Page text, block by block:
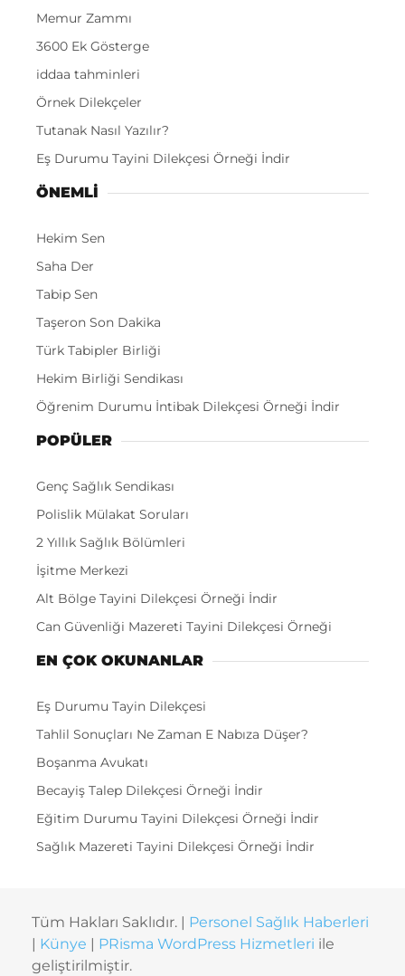
Memur Zammı
3600 Ek Gösterge
iddaa tahminleri
Örnek Dilekçeler
Tutanak Nasıl Yazılır?
Eş Durumu Tayini Dilekçesi Örneği İndir
ÖNEMLI
Hekim Sen
Saha Der
Tabip Sen
Taşeron Son Dakika
Türk Tabipler Birliği
Hekim Birliği Sendikası
Öğrenim Durumu İntibak Dilekçesi Örneği İndir
POPÜLER
Genç Sağlık Sendikası
Polislik Mülakat Soruları
2 Yıllık Sağlık Bölümleri
İşitme Merkezi
Alt Bölge Tayini Dilekçesi Örneği İndir
Can Güvenliği Mazereti Tayini Dilekçesi Örneği
EN ÇOK OKUNANLAR
Eş Durumu Tayin Dilekçesi
Tahlil Sonuçları Ne Zaman E Nabıza Düşer?
Boşanma Avukatı
Becayiş Talep Dilekçesi Örneği İndir
Eğitim Durumu Tayini Dilekçesi Örneği İndir
Sağlık Mazereti Tayini Dilekçesi Örneği İndir
Tüm Hakları Saklıdır. | Personel Sağlık Haberleri
| Künye | PRisma WordPress Hizmetleri ile
geliştirilmiştir.